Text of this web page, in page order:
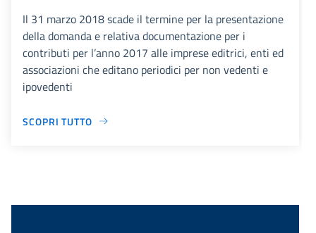
Il 31 marzo 2018 scade il termine per la presentazione
della domanda e relativa documentazione per i
contributi per l’anno 2017 alle imprese editrici, enti ed
associazioni che editano periodici per non vedenti e
ipovedenti
SCOPRI TUTTO